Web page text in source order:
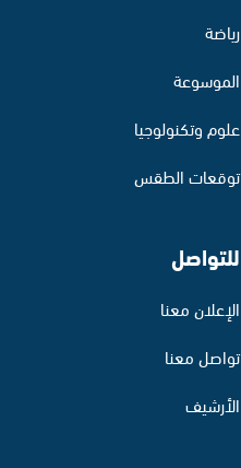
رياضة
الموسوعة
علوم وتكنولوجيا
توقعات الطقس
للتواصل
الإعلان معنا
تواصل معنا
الأرشيف